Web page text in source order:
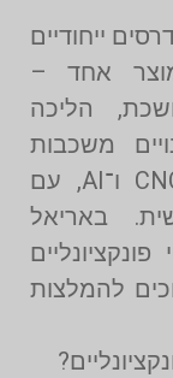
ייחודיים
אחד –
הליכה
משכבות
חכמות המיוצרות בטכנולוגיות CNC ו־AI, עם
באריאל
להמלצות